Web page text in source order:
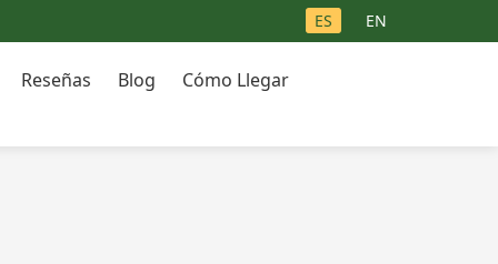
ES EN
Reseñas Blog Cómo Llegar